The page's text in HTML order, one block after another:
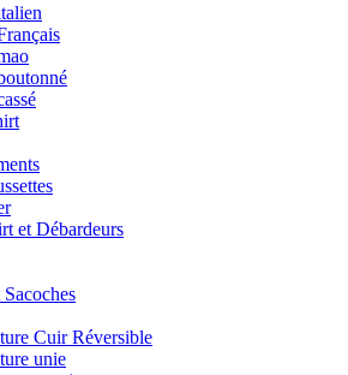
et Débardeurs
Sacoches
Cuir Réversible
unie